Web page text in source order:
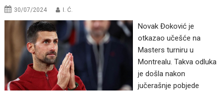
30/07/2024 I. Ć.
Novak Đoković je
otkazao učešće na
Masters turniru u
Montrealu. Takva odluka
je došla nakon
jučerašnje pobjede